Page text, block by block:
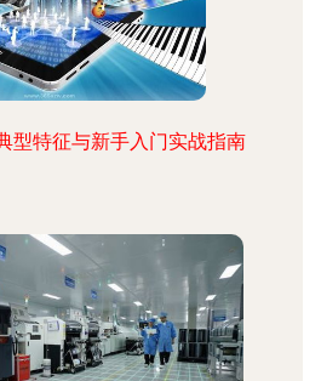
型特征与新手入门实战指南